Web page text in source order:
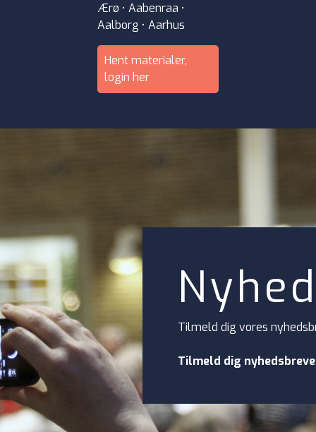
Ærø • Aabenraa •
Aalborg • Aarhus
Hent materialer,
login her
Tilmeld dig vores
Tilmeld dig